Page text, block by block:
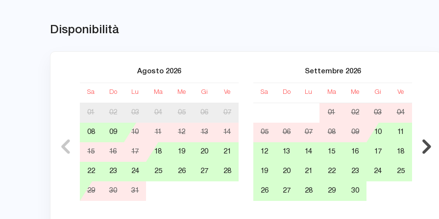
Disponibilità
Agosto 2026
Sa Do Lu Ma Me Gi Ve
01 02 03 04 05 06 07
08 09 10 11 12 13 14
15 16 17 18 19 20 21
22 23 24 25 26 27 28
29 30 31
Settembre 2026
Sa Do Lu Ma Me Gi Ve
01 02 03 04
05 06 07 08 09 10 11
12 13 14 15 16 17 18
19 20 21 22 23 24 25
26 27 28 29 30